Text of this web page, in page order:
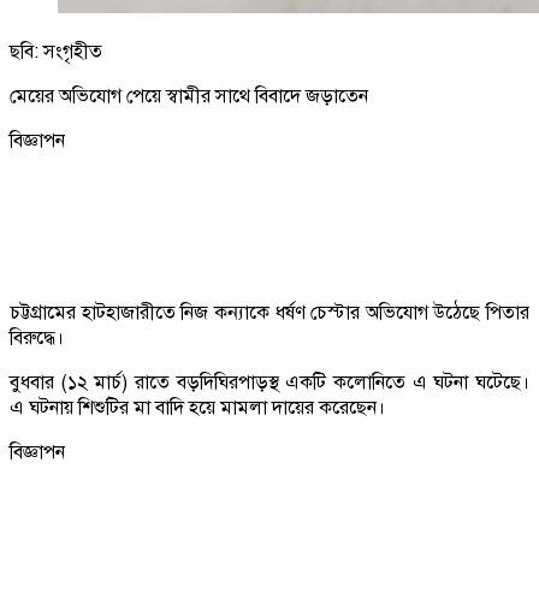
ছবি: সংগৃহীত
মেয়ের অভিযোগ পেয়ে স্বামীর সাথে বিবাদে জড়াতেন
বিজ্ঞাপন
চট্টগ্রামের হাটহাজারীতে নিজ কন্যাকে ধর্ষণ চেস্টার অভিযোগ উঠেছে পিতার
বিরুদ্ধে।
বুধবার (১২ মার্চ) রাতে বড়দিঘিরপাড়স্থ একটি কলোনিতে এ ঘটনা ঘটেছে।
এ ঘটনায় শিশুটির মা বাদি হয়ে মামলা দায়ের করেছেন।
বিজ্ঞাপন